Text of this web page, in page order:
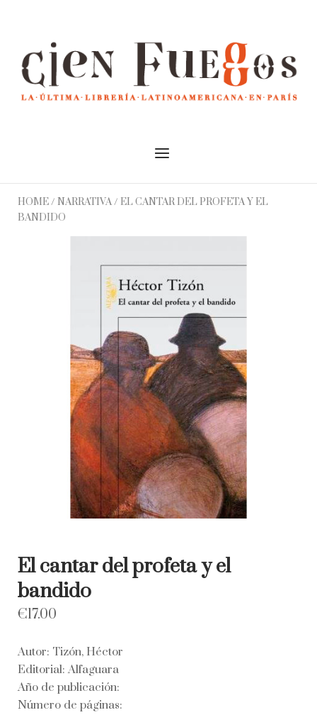
Menu
HOME/ NARRATIVA/ EL CANTAR DEL PROFETA Y EL
BANDIDO
El cantar del profeta y el
bandido
€17.00
Autor: Tizón, Héctor
Editorial: Alfaguara
Año de publicación:
Número de páginas: